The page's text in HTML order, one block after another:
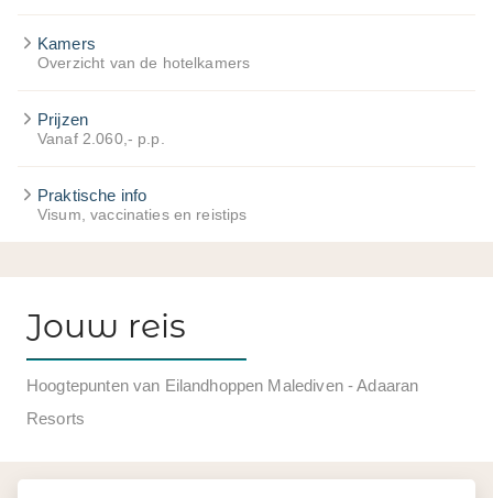
Kamers
Overzicht van de hotelkamers
Prijzen
Vanaf 2.060,- p.p.
Praktische info
Visum, vaccinaties en reistips
Jouw reis
Hoogtepunten van Eilandhoppen Malediven - Adaaran
Resorts